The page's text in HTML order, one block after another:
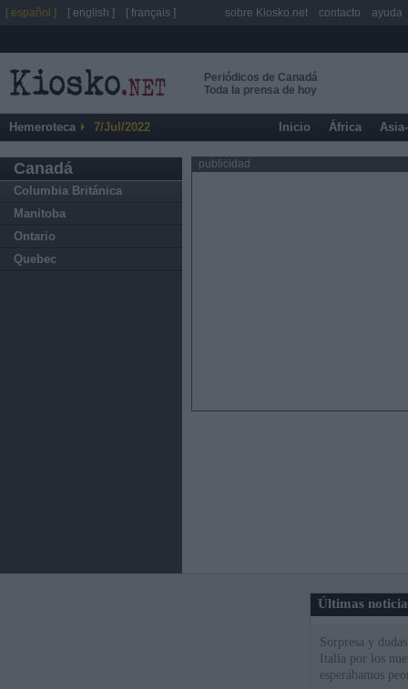
Periódicos de Canadá
Toda la prensa de hoy
Hemeroteca 7/Jul/2022 Inicio África
Canadá
Columbia Británica
Manitoba
Ontario
Quebec
publicidad
Últimas
Sorpresa y
Italia por los
esperábamos
[ español ] [ english ] [ français ] sobre Kiosko.net contacto ayuda